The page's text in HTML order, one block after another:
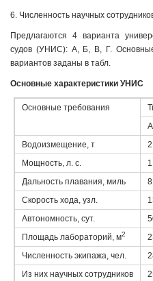
6. Численность научных
Предлагаются 4 варианта
судов (УНИС): А, Б, В, Г. Основные
вариантов заданы в табл.
Основные характеристики УНИС
Основные требования
А
Водоизмещение, т
Мощность, л. с.
Дальность плавания, миль
Скорость хода, узл.
Автономность, сут.
Площадь лабораторий, м2
Численность экипажа, чел.
Из них научных сотрудников